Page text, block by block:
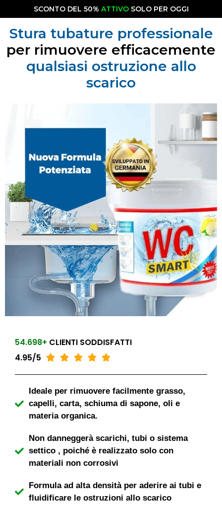
SCONTO DEL 50% ATTIVOSOLO PER OGGI
Stura tubature professionale
per rimuovere efficacemente
qualsiasi ostruzione allo
scarico
54.698+ CLIENTI SODDISFATTI
4.95/5
    
Ideale per rimuovere facilmente grasso,
capelli, carta, schiuma di sapone, oli e
materia organica.
Non danneggerà scarichi, tubi o sistema
settico , poiché è realizzato solo con
materiali non corrosivi
Formula ad alta densità per aderire ai tubi e
fluidificare le ostruzioni allo scarico